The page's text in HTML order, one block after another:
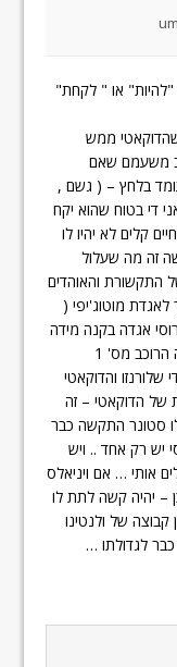
"להיות" או " לקחת"
ממש
משעמם שאם
בלחץ – ( גשם ,
די בטוח שהוא יקח
קלים לא יהיו לו
זה מה שעלול
התקשורת והאוהדים
מוטוג'יפי (
אגדה בקנה מידה
) אבל יהיה לו קשה מאוד – במיוחד שרוסי יהיה הרוכב מס' 1
והדוקאטי
של הדוקאטי – זה
סטונר התקשה כבר
יש רק אחד .. ויש
אותי … אם ויניאלס
– יהיה קשה לתת לו
של ולנטינו
לגדולתו …